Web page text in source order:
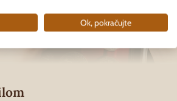
Ok, pokračujte